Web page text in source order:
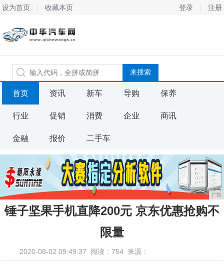
设为首页 收藏本页 登录 注册
首页 资讯 新车 导购 保养
行业 促销 消费 企业 商讯
金融 报价 二手车
广告
锤子坚果手机直降200元 京东优惠抢购不
限量
2020-08-02 09:49:37 阅读：754 来源：